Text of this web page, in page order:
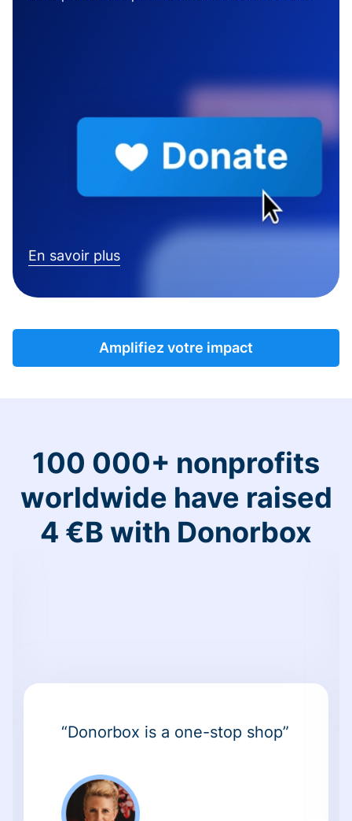
En savoir plus
Amplifiez votre impact
100 000+ nonprofits
worldwide have raised
4 €B with Donorbox
“Donorbox is a one-stop shop”